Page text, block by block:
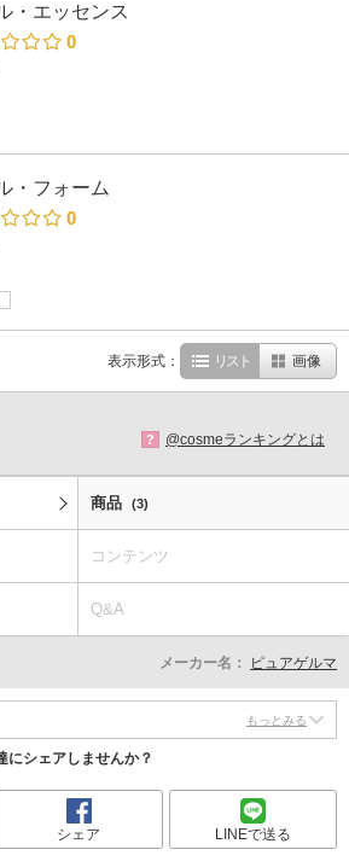
・エッセンス
0
・フォーム
0
表示形式： リスト 画像
? @cosmeランキングとは
商品 (3)
コンテンツ
Q&A
メーカー名： ピュアゲルマ
もっとみる
にシェアしませんか？
シェア LINEで送る